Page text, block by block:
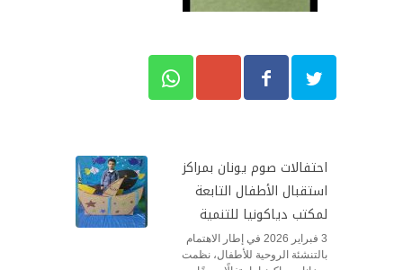
احتفالات صوم يونان بمراكز
استقبال الأطفال التابعة
لمكتب دياكونيا للتنمية
3 فبراير 2026 في إطار الاهتمام
بالتنشئة الروحية للأطفال، نظمت